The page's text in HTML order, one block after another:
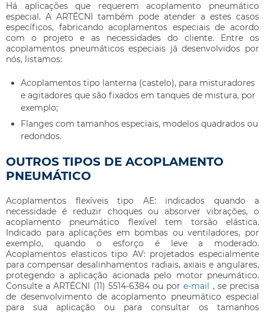
Há aplicações que requeremacoplamento pneumático
especial. A ARTÉCNI também pode atender a estes casos
específicos, fabricando acoplamentos especiais de acordo
com o projeto e as necessidades do cliente. Entre os
acoplamentos pneumáticos especiais já desenvolvidos por
nós, listamos:
Acoplamentos tipo lanterna (castelo), para misturadores
e agitadores que são fixados em tanques de mistura, por
exemplo;
Flanges com tamanhos especiais, modelos quadrados ou
redondos.
OUTROS TIPOS DE ACOPLAMENTO
PNEUMÁTICO
Acoplamentos flexíveis tipo AE: indicados quando a
necessidade é reduzir choques ou absorver vibrações, o
acoplamento pneumático flexível tem torsão elástica.
Indicado para aplicações em bombas ou ventiladores, por
exemplo, quando o esforço é leve a moderado.
Acoplamentos elasticos tipo AV: projetados especialmente
para compensar desalinhamentos radiais, axiais e angulares,
protegendo a aplicação acionada pelo motor pneumático.
Consulte a ARTÉCNI (11) 5514-6384 ou pore-mail , se precisa
de desenvolvimento deacoplamento pneumáticoespecial
para sua aplicação ou para consultar os tamanhos